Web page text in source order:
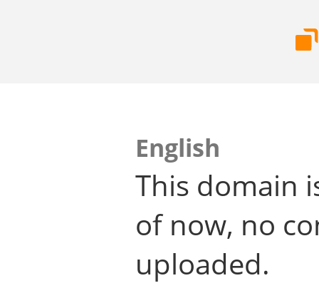
English
This domain
of now, no
uploaded.